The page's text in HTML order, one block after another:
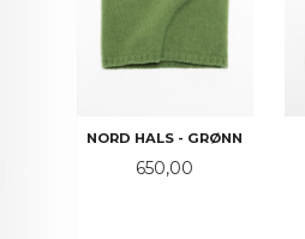
NORD HALS - GRØNN
Pris
650,00